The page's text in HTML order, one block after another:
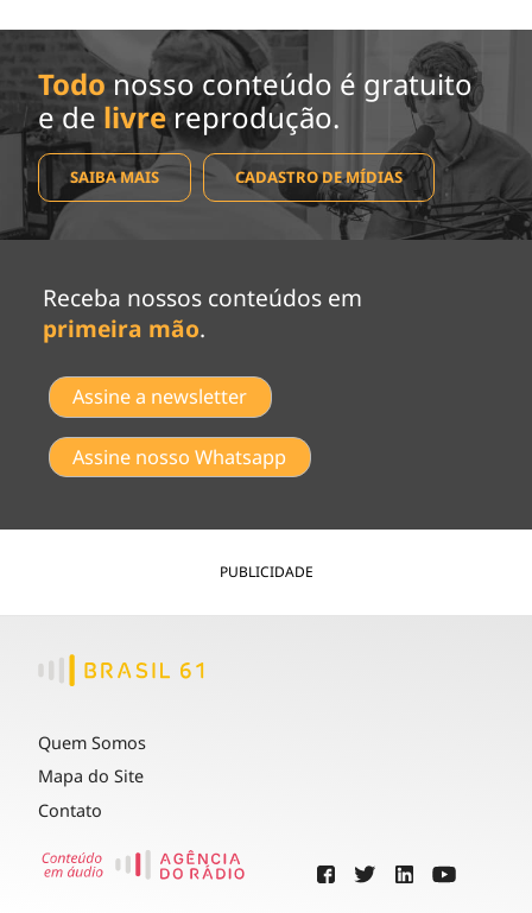
Todo nosso conteúdo é gratuito
e de livrereprodução.
SAIBA MAIS CADASTRO DE MÍDIAS
Receba nossos conteúdos em
primeira mão.
Assine a newsletter
Assine nosso Whatsapp
PUBLICIDADE
Quem Somos
Mapa do Site
Contato